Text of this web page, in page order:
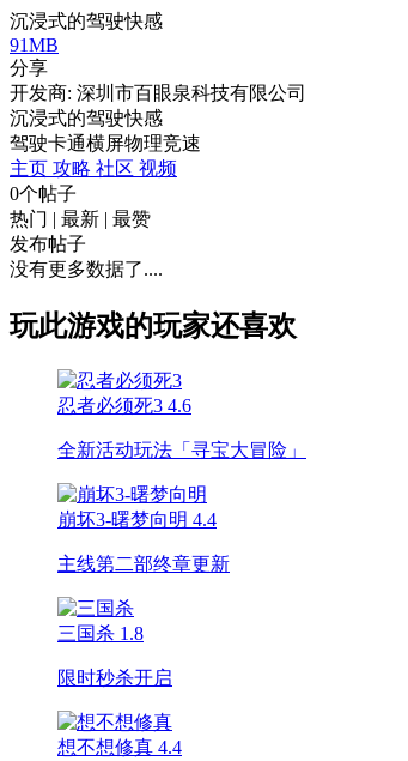
沉浸式的驾驶快感
91MB
分享
开发商: 深圳市百眼泉科技有限公司
沉浸式的驾驶快感
驾驶卡通横屏物理竞速
主页 攻略 社区 视频
0个帖子
热门 | 最新 | 最赞
发布帖子
没有更多数据了....
玩此游戏的玩家还喜欢
忍者必须死3 4.6
全新活动玩法「寻宝大冒险」
崩坏3-曙梦向明 4.4
主线第二部终章更新
三国杀 1.8
限时秒杀开启
想不想修真 4.4